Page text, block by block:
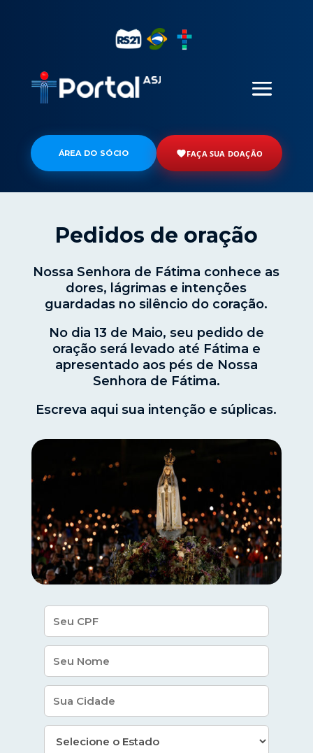
ÁREA DO SÓCIO FAÇA SUA DOAÇÃO
Pedidos de oração
Nossa Senhora de Fátima conhece as
dores, lágrimas e intenções
guardadas no silêncio do coração.
No dia 13 de Maio, seu pedido de
oração será levado até Fátima e
apresentado aos pés de Nossa
Senhora de Fátima.
Escreva aqui sua intenção e súplicas.